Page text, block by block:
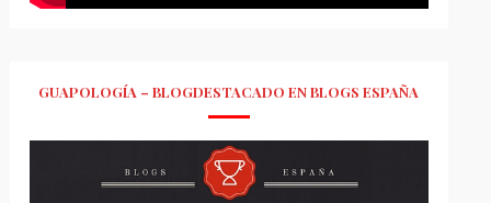
GUAPOLOGÍA – BLOGDESTACADO EN BLOGS ESPAÑA